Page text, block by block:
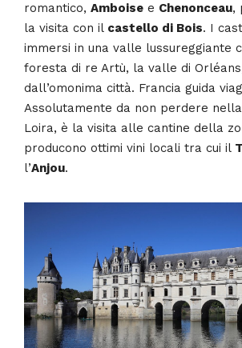
romantico, Amboise e Chenonceau,
la visita con il castello di Bois. I
immersi in una valle lussureggiante
foresta di re Artù, la valle di
dall’omonima città. Francia guida
Assolutamente da non perdere
Loira, è la visita alle cantine della
producono ottimi vini locali tra cui il
l’Anjou.